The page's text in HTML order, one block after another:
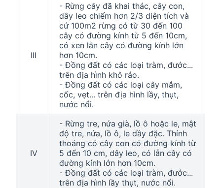
III
- Rừng cây đã khai thác, cây con,
dây leo chiếm hơn 2/3 diện tích và
cứ 100m2 rừng có từ 30 đến 100
cây có đường kính từ 5 đến 10cm,
có xen lẫn cây có đường kính lớn
hơn 10cm.
- Đồng đất có các loại tràm, đước...
trên địa hình khô ráo.
- Đồng đất có các loại cây mắm,
cốc, vẹt... trên địa hình lầy, thụt,
nước nổi.
IV
- Rừng tre, nứa già, lồ ô hoặc le, mật
độ tre, nứa, lồ ô, le dầy đặc. Thỉnh
thoảng có cây con có đường kính từ
5 đến 10 cm, dây leo, có lẫn cây có
đường kính lớn hơn 10cm.
- Đồng đất có các loại tràm, đước...
trên địa hình lầy thụt, nước nổi.